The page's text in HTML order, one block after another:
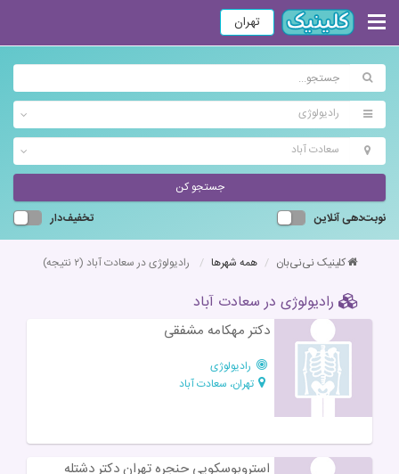
تهران
رادیولوژی
سعادت آباد
جستجو کن
نوبت‌دهی آنلاین
تخفیف‌دار
کلینیک نی‌نی‌بان همه شهرها رادیولوژی در سعادت آباد (۲ نتیجه)
رادیولوژی در سعادت آباد
دکتر مهکامه مشفقی
رادیولوژی
تهران، سعادت آباد
استروبوسکوپی حنجره تهران دکتر دشتله